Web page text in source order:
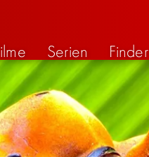
Serien Finder